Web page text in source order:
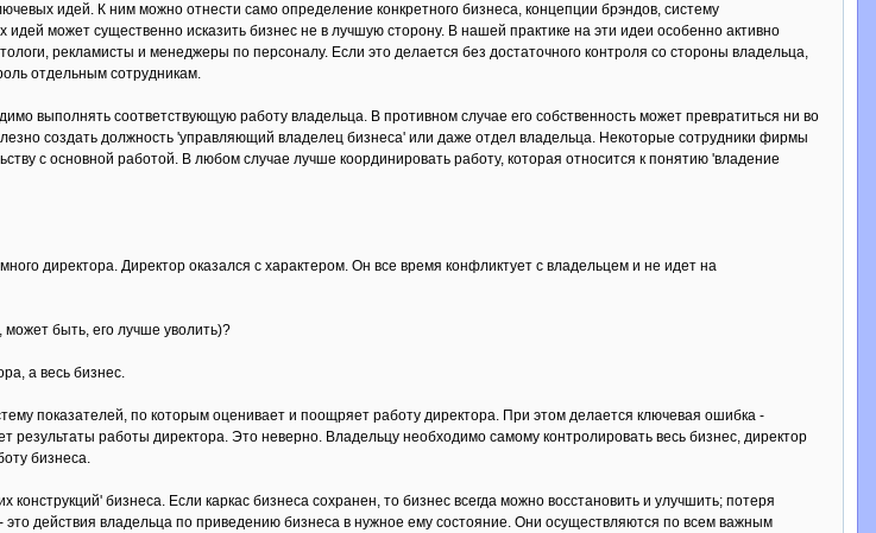
идей. К ним можно отнести само определение конкретного бизнеса, концепции брэндов, систему
может существенно исказить бизнес не в лучшую сторону. В нашей практике на эти идеи особенно активно
рекламисты и менеджеры по персоналу. Если это делается без достаточного контроля со стороны владельца,
отдельным сотрудникам.
выполнять соответствующую работу владельца. В противном случае его собственность может превратиться ни во
создать должность 'управляющий владелец бизнеса' или даже отдел владельца. Некоторые сотрудники фирмы
с основной работой. В любом случае лучше координировать работу, которая относится к понятию 'владение
директора. Директор оказался с характером. Он все время конфликтует с владельцем и не идет на
может быть, его лучше уволить)?
а весь бизнес.
показателей, по которым оценивает и поощряет работу директора. При этом делается ключевая ошибка -
результаты работы директора. Это неверно. Владельцу необходимо самому контролировать весь бизнес, директор
бизнеса.
конструкций' бизнеса. Если каркас бизнеса сохранен, то бизнес всегда можно восстановить и улучшить; потеря
это действия владельца по приведению бизнеса в нужное ему состояние. Они осуществляются по всем важным